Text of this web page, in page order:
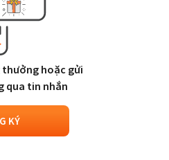
hoặc gửi
qua tin nhắn
KÝ